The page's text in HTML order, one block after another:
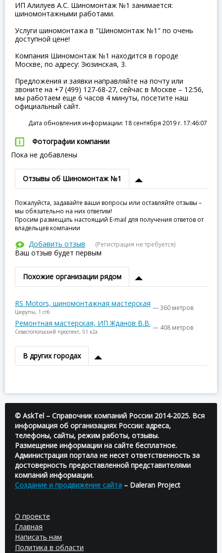
ИП Алилуев А.С. Шиномонтаж №1 занимается:
шиномонтажными работами.
Услуги шиномонтажа в "Шиномонтаж №1" по очень
доступной цене!
Компания Шиномонтаж №1 находится в городе
Москве, по адресу: Зюзинская, 3.
Предложения и заявки направляйте на почту или
звоните на +7 (499) 127-68-27, сейчас в Москве – 12:56,
мы работаем еще 6 часов 4 минуты, посетите наш
официальный сайт.
Дата обновления информации: 18 сентября 2019 г. 17:46:07
Фотографии компании
Пока не добавлены
Отзывы об Шиномонтаж №1
Пожалуйста, задавайте ваши вопросы или оставляйте отзывы –
мы обязательно на них ответим!
Просим размещать настоящий E-mail для получения ответов от
владельцев компании
Добавить отзыв (Регистрация не требуется)
Ваш отзыв будет первым
Похожие организации рядом
RS Motors, шиномонтажная мастерская
Цюрупы, 1 ст6 — 360 метров
Ремонтная мастерская, ИП Жданов В.В.
Севастопольский проспект, 51 к2а — 408 метров
В других городах
© AskTel – Справочник компаний России 2014-2025. Вся
информация об организациях России: адреса,
телефоны, сайты, режим работы, отзывы.
Размещение информации на сайте бесплатное.
Администрация портала не несет ответственность за
достоверность предоставленной представителями
компаний информации.
Создание и продвижение сайта – Daleran Project
О проекте
Главная
Написать нам
Политика в области